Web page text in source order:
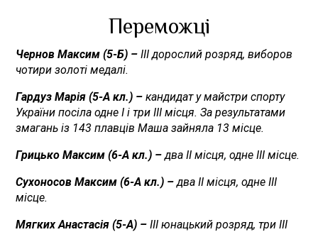
Переможці
Чернов Максим (5-Б) –ІІІ дорослий розряд, виборов
чотири золоті медалі.
Гардуз Марія (5-А кл.) –кандидат у майстри спорту
України посіла одне І і три ІІІ місця. За результатами
змагань із 143 плавців Маша зайняла 13 місце.
Грицько Максим (6-А кл.) –два ІІ місця, одне ІІІ місце.
Сухоносов Максим (6-А кл.) –два ІІ місця, одне ІІІ
місце.
Мягких Анастасія (5-А) –ІІІ юнацький розряд, три ІІІ